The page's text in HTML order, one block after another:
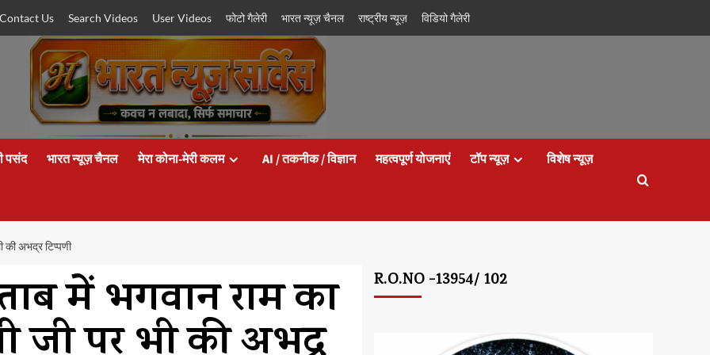
Contact Us Search Videos User Videos फोटो गैलेरी भारत न्यूज़ चैनल राष्ट्रीय न्यूज़ विडियो गैलेरी
पसंद भारत न्यूज़ चैनल मेरा कोना-मेरी कलम AI / तकनीक / विज्ञान महत्वपूर्ण योजनाएं टॉप न्यूज़ विशेष न्यूज़
की अभद्र टिप्पणी
में भगवान राम का R.O.NO -13954/ 102